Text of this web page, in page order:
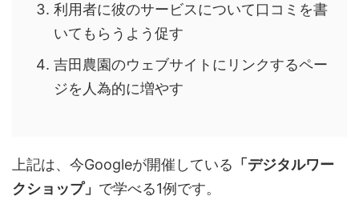
利用者に彼のサービスについて口コミを書
いてもらうよう促す
吉田農園のウェブサイトにリンクするペー
ジを人為的に増やす
上記は、今Googleが開催している 「デジタルワー
クショップ」 で学べる1例です。